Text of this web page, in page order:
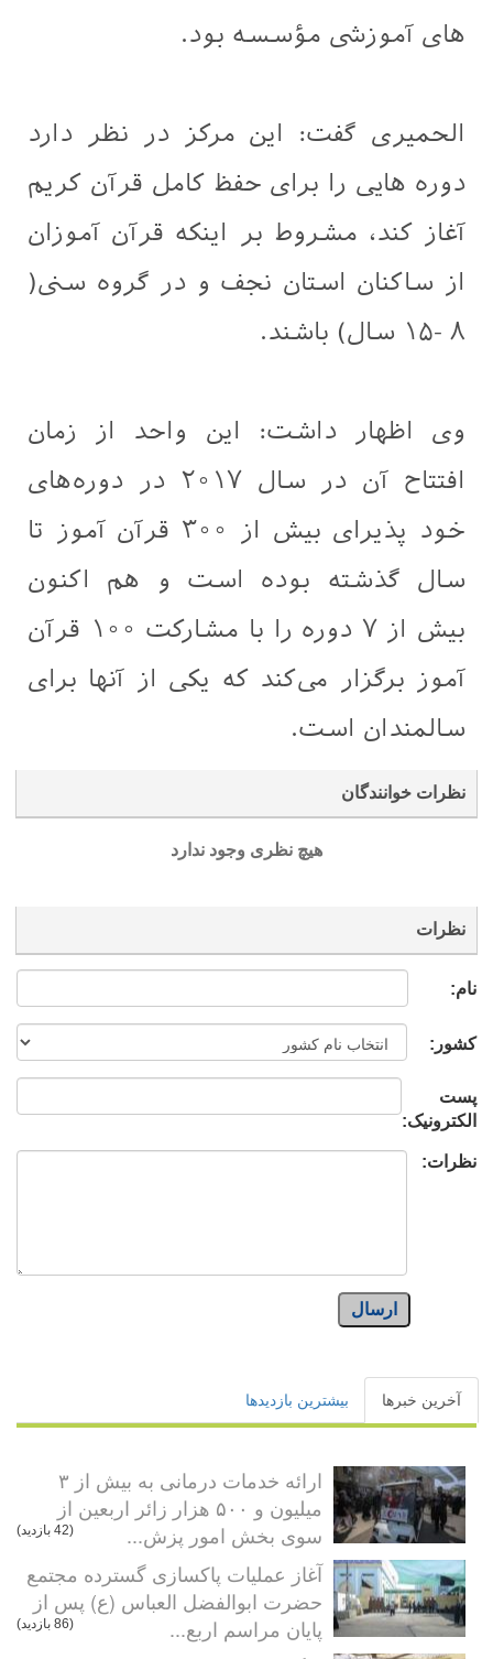
های آموزشی مؤسسه بود.
الحمیری گفت: این مرکز در نظر دارد
دوره هایی را برای حفظ کامل قرآن کریم
آغاز کند، مشروط بر اینکه قرآن آموزان
از ساکنان استان نجف و در گروه سنی(
۸ -۱۵ سال) باشند.
وی اظهار داشت: این واحد از زمان
افتتاح آن در سال ۲۰۱۷ در دوره‌های
خود پذیرای بیش از ۳۰۰ قرآن آموز تا
سال گذشته بوده است و هم اکنون
بیش از ۷ دوره را با مشارکت ۱۰۰ قرآن
آموز برگزار می‌کند که یکی از آنها برای
سالمندان است.
نظرات خوانندگان
هیچ نظری وجود ندارد
نظرات
نام:
کشور:
پست
الکترونیک:
نظرات:
ارسال
آخرین خبرها بیشترین بازدیدها
ارائه خدمات درمانی به بیش از ۳
میلیون و ۵۰۰ هزار زائر اربعین از
سوی بخش امور پزش...
(42 بازدید)
آغاز عملیات پاکسازی گسترده مجتمع
حضرت ابوالفضل العباس (ع) پس از
پایان مراسم اربع...
(86 بازدید)